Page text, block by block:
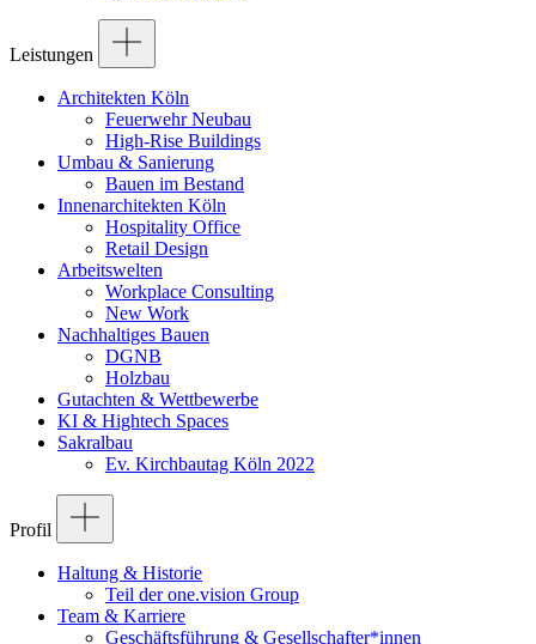
Leistungen
Architekten Köln
Feuerwehr Neubau
High-Rise Buildings
Umbau & Sanierung
Bauen im Bestand
Innenarchitekten Köln
Hospitality Office
Retail Design
Arbeitswelten
Workplace Consulting
New Work
Nachhaltiges Bauen
DGNB
Holzbau
Gutachten & Wettbewerbe
KI & Hightech Spaces
Sakralbau
Ev. Kirchbautag Köln 2022
Profil
Haltung & Historie
Teil der one.vision Group
Team & Karriere
Geschäftsführung & Gesellschafter*innen